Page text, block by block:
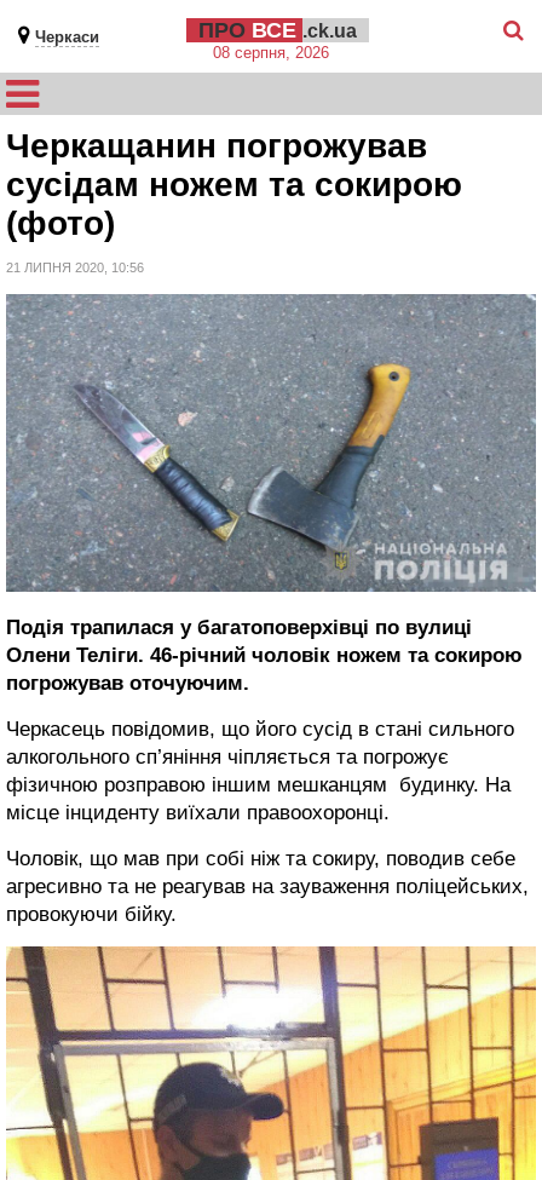
Черкаси ПРО ВСЕ .ck.ua
08 серпня, 2026
Черкащанин погрожував
сусідам ножем та сокирою
(фото)
21 ЛИПНЯ 2020, 10:56
Подія трапилася у багатоповерхівці по вулиці
Олени Теліги. 46-річний чоловік ножем та сокирою
погрожував оточуючим.
Черкасець повідомив, що його сусід в стані сильного
алкогольного сп’яніння чіпляється та погрожує
фізичною розправою іншим мешканцям будинку. На
місце інциденту виїхали правоохоронці.
Чоловік, що мав при собі ніж та сокиру, поводив себе
агресивно та не реагував на зауваження поліцейських,
провокуючи бійку.